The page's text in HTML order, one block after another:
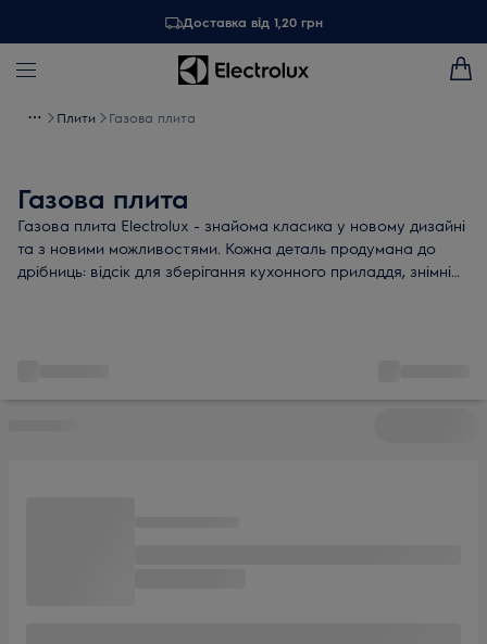
Доставка від 1,20 грн
Плити Газова плита
Газова плита
Газова плита Electrolux - знайома класика у новому дизайні
та з новими можливостями. Кожна деталь продумана до
дрібниць: відсік для зберігання кухонного приладдя, знімні